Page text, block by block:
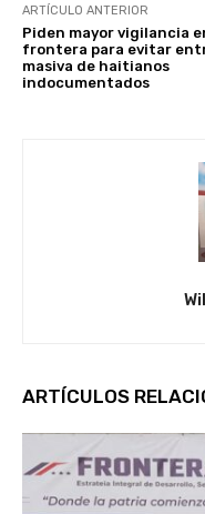
ARTÍCULO ANTERIOR
Piden mayor vigilancia
frontera para evitar
masiva de haitianos
indocumentados
ARTÍCULOS